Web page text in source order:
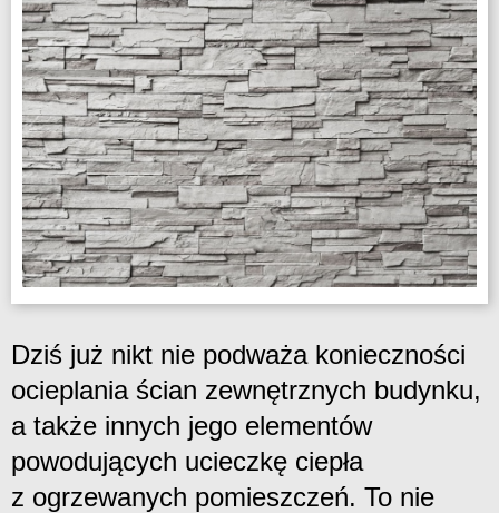
Dziś już nikt nie podważa konieczności
ocieplania ścian zewnętrznych budynku,
a także innych jego elementów
powodujących ucieczkę ciepła
z ogrzewanych pomieszczeń. To nie